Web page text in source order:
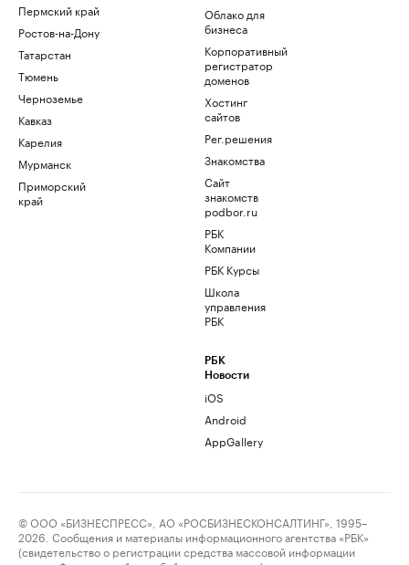
Пермский край
Ростов-на-Дону
Татарстан
Тюмень
Черноземье
Кавказ
Карелия
Мурманск
Приморский
край
Облако для
бизнеса
Корпоративный
регистратор
доменов
Хостинг
сайтов
Рег.решения
Знакомства
Сайт
знакомств
podbor.ru
РБК
Компании
РБК Курсы
Школа
управления
РБК
РБК
Новости
iOS
Android
AppGallery
© ООО «БИЗНЕСПРЕСС», АО «РОСБИЗНЕСКОНСАЛТИНГ», 1995–
2026. Сообщения и материалы информационного агентства «РБК»
(свидетельство о регистрации средства массовой информации